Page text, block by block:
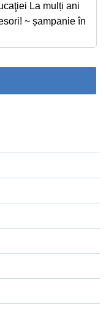
La mulți ani
~ șampanie în